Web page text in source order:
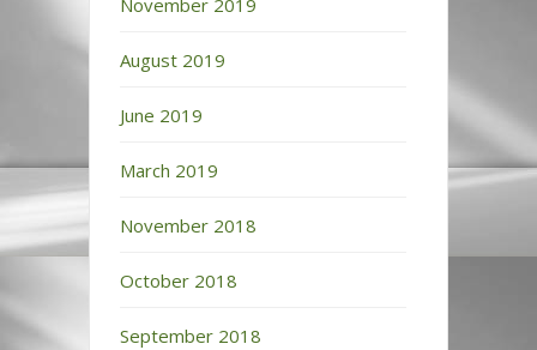
November 2019
August 2019
June 2019
March 2019
November 2018
October 2018
September 2018